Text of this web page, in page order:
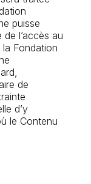
puisse
l’accès au
Fondation
de
d’y
le Contenu